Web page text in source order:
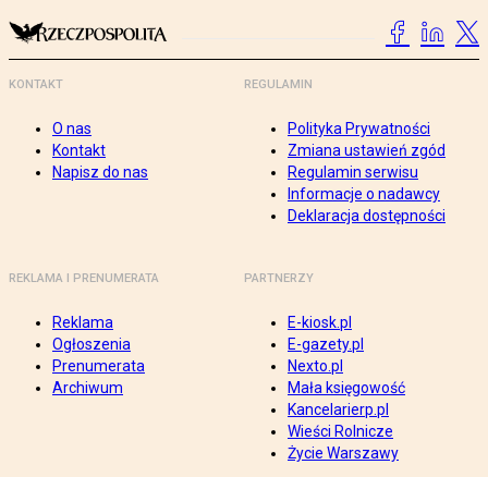
KONTAKT
O nas
Kontakt
Napisz do nas
REGULAMIN
Polityka Prywatności
Zmiana ustawień zgód
Regulamin serwisu
Informacje o nadawcy
Deklaracja dostępności
REKLAMA I PRENUMERATA
Reklama
Ogłoszenia
Prenumerata
Archiwum
PARTNERZY
E-kiosk.pl
E-gazety.pl
Nexto.pl
Mała księgowość
Kancelarierp.pl
Wieści Rolnicze
Życie Warszawy